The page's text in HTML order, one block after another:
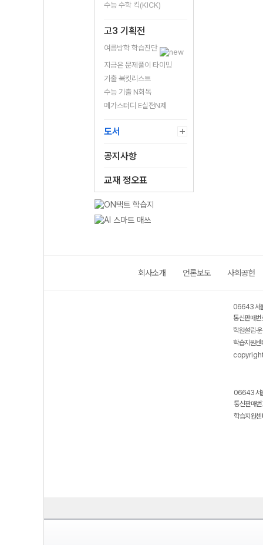
수능 수학 킥(KICK)
고3 기획전
여름방학 학습진단
지금은 문제풀이 타이밍
기출 북킷리스트
수능 기출 N회독
메가스터디 E실전N제
도서
공지사항
교재 정오표
회사소개 언론보도 사회공헌
06643 서
통신판매
학원설립·
학습지원
06643 서
통신판매
학습지원